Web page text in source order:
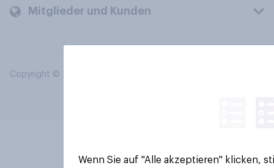
Mitglieder und Kunden
Copyright © 2026 YouGov PLC. Alle Rechte vorbehalten.
Wenn Sie auf "Alle akzeptieren" klicken,